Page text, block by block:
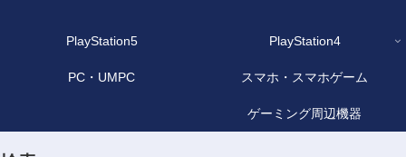
PlayStation5 PlayStation4
PC・UMPC スマホ・スマホゲーム
ゲーミング周辺機器